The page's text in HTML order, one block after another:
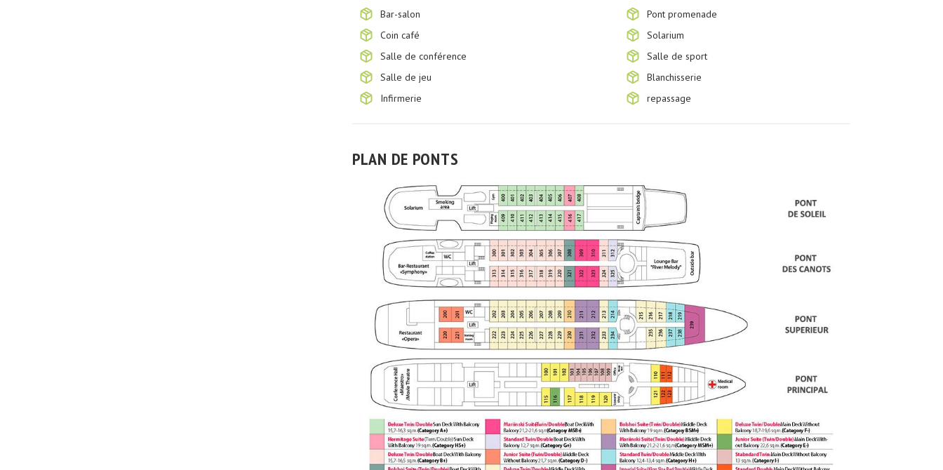
Bar-salon
Coin café
Salle de conférence
Salle de jeu
Infirmerie
Pont promenade
Solarium
Salle de sport
Blanchisserie
repassage
PLAN DE PONTS